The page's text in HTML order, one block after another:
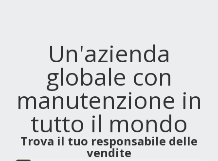
Un'azienda
globale con
manutenzione in
tutto il mondo
Trova il tuo responsabile delle
vendite